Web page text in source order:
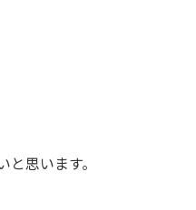
思います。